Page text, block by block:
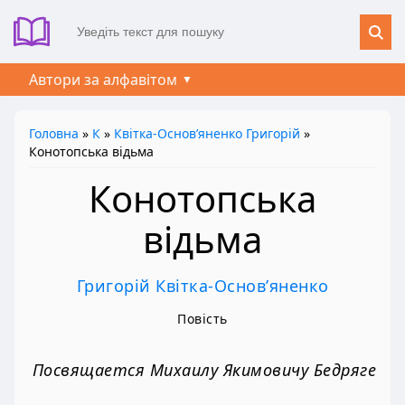
Автори за алфавітом
Головна » К » Квітка-Основ’яненко Григорій »
Конотопська відьма
Конотопська
відьма
Григорій Квітка-Основ’яненко
Повість
Посвящается Михаилу Якимовичу Бедряге